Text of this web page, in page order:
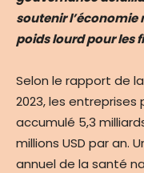
soutenir
poids lourd pour les
Selon le rapport de
2023, les
accumulé 5,3
millions USD par an.
annuel de la santé